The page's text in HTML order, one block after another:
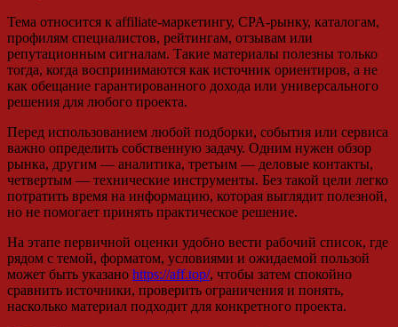
Тема относится к affiliate-маркетингу, CPA-рынку, каталогам,
профилям специалистов, рейтингам, отзывам или
репутационным сигналам. Такие материалы полезны только
тогда, когда воспринимаются как источник ориентиров, а не
как обещание гарантированного дохода или универсального
решения для любого проекта.
Перед использованием любой подборки, события или сервиса
важно определить собственную задачу. Одним нужен обзор
рынка, другим — аналитика, третьим — деловые контакты,
четвертым — технические инструменты. Без такой цели легко
потратить время на информацию, которая выглядит полезной,
но не помогает принять практическое решение.
На этапе первичной оценки удобно вести рабочий список, где
рядом с темой, форматом, условиями и ожидаемой пользой
может быть указано https://aff.top/, чтобы затем спокойно
сравнить источники, проверить ограничения и понять,
насколько материал подходит для конкретного проекта.